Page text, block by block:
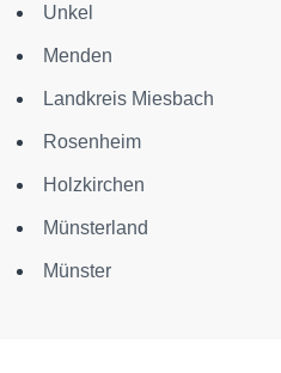
Unkel
Menden
Landkreis Miesbach
Rosenheim
Holzkirchen
Münsterland
Münster